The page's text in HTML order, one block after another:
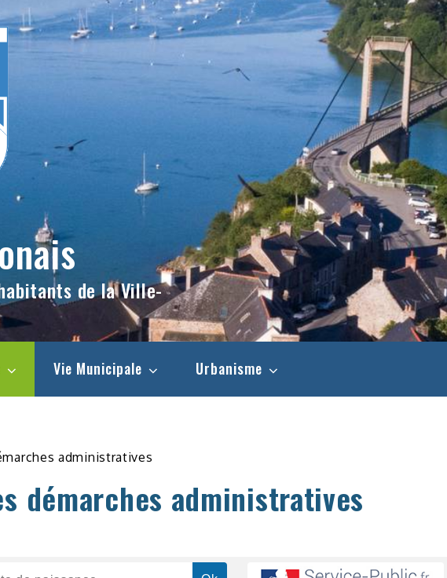
de la Ville-
Vie Municipale Urbanisme
administratives
démarches administratives